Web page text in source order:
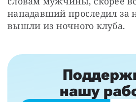
нападавший проследил за
вышли из ночного клуба.
нашу